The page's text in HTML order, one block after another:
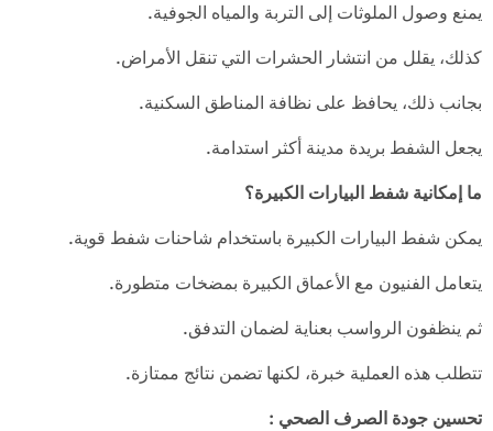
يمنع وصول الملوثات إلى التربة والمياه الجوفية.
كذلك، يقلل من انتشار الحشرات التي تنقل الأمراض.
بجانب ذلك، يحافظ على نظافة المناطق السكنية.
يجعل الشفط بريدة مدينة أكثر استدامة.
ما إمكانية شفط البيارات الكبيرة؟
يمكن شفط البيارات الكبيرة باستخدام شاحنات شفط قوية.
يتعامل الفنيون مع الأعماق الكبيرة بمضخات متطورة.
ثم ينظفون الرواسب بعناية لضمان التدفق.
تتطلب هذه العملية خبرة، لكنها تضمن نتائج ممتازة.
تحسين جودة الصرف الصحي :